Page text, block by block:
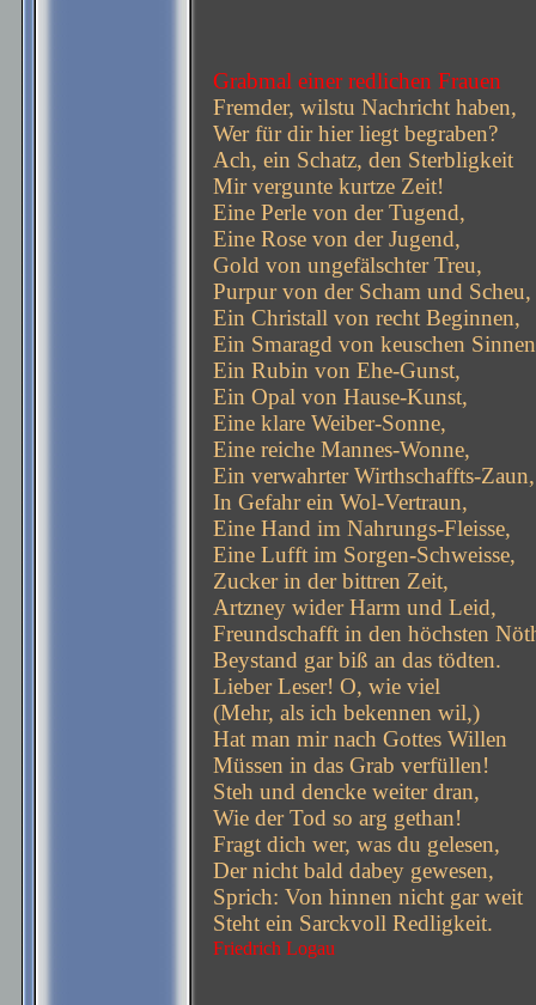
Grabmal einer redlichen Frauen
Fremder, wilstu Nachricht haben,
Wer für dir hier liegt begraben?
Ach, ein Schatz, den Sterbligkeit
Mir vergunte kurtze Zeit!
Eine Perle von der Tugend,
Eine Rose von der Jugend,
Gold von ungefälschter Treu,
Purpur von der Scham und Scheu,
Ein Christall von recht Beginnen,
Ein Smaragd von keuschen
Ein Rubin von Ehe-Gunst,
Ein Opal von Hause-Kunst,
Eine klare Weiber-Sonne,
Eine reiche Mannes-Wonne,
Ein verwahrter Wirthschaffts-Zaun,
In Gefahr ein Wol-Vertraun,
Eine Hand im Nahrungs-Fleisse,
Eine Lufft im Sorgen-Schweisse,
Zucker in der bittren Zeit,
Artzney wider Harm und Leid,
Freundschafft in den höchsten
Beystand gar biß an das tödten.
Lieber Leser! O, wie viel
(Mehr, als ich bekennen wil,)
Hat man mir nach Gottes Willen
Müssen in das Grab verfüllen!
Steh und dencke weiter dran,
Wie der Tod so arg gethan!
Fragt dich wer, was du gelesen,
Der nicht bald dabey gewesen,
Sprich: Von hinnen nicht gar weit
Steht ein Sarckvoll Redligkeit.
Friedrich Logau